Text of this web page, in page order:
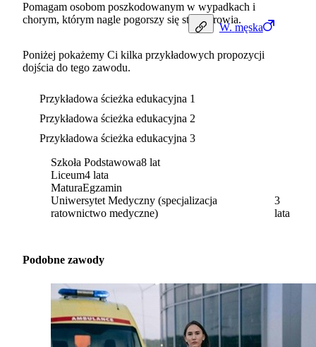
W. męska
Pomagam osobom poszkodowanym w wypadkach i
chorym, którym nagle pogorszy się stan zdrowia.
Poniżej pokażemy Ci kilka przykładowych propozycji
dojścia do tego zawodu.
Przykładowa ścieżka edukacyjna 1
Przykładowa ścieżka edukacyjna 2
Przykładowa ścieżka edukacyjna 3
Szkoła Podstawowa8 lat
Liceum4 lata
MaturaEgzamin
Uniwersytet Medyczny (specjalizacja
ratownictwo medyczne)
3
lata
Podobne zawody